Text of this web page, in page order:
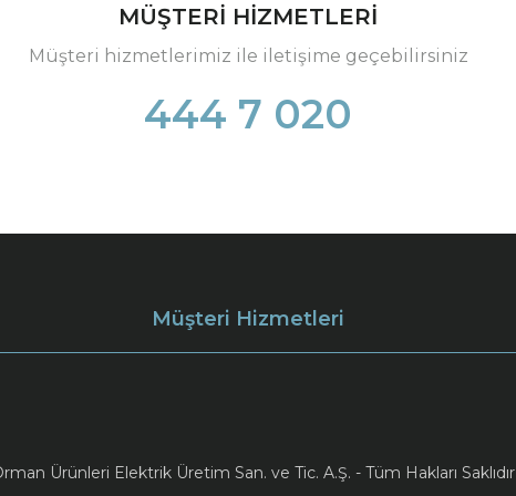
MÜŞTERİ HİZMETLERİ
Müşteri hizmetlerimiz ile iletişime geçebilirsiniz
444 7 020
Müşteri Hizmetleri
Ürünleri Elektrik Üretim San. ve Tic. A.Ş. - Tüm Hakları Saklıdır